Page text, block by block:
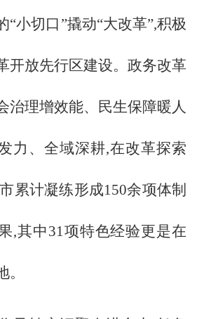
“小切口”撬动“大改革”,积极
开放先行区建设。政务改革
治理增效能、民生保障暖人
、全域深耕,在改革探索
累计凝练形成150余项体制
,其中31项特色经验更是在